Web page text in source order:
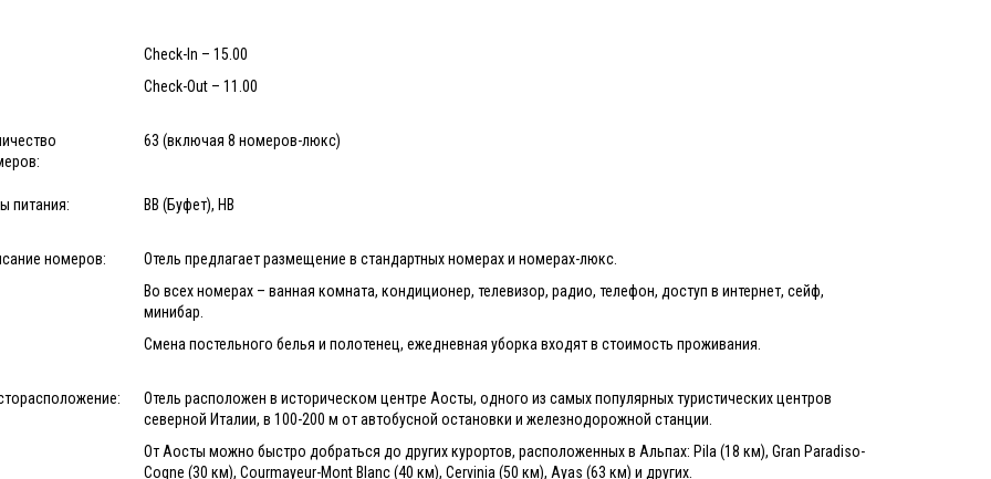
Check-In – 15.00
Check-Out – 11.00
63 (включая 8 номеров-люкс)
питания: BB (Буфет), HB
номеров:
Отель предлагает размещение в стандартных номерах и номерах-люкс.
Во всех номерах – ванная комната, кондиционер, телевизор, радио, телефон, доступ в интернет, сейф,
минибар.
Смена постельного белья и полотенец, ежедневная уборка входят в стоимость проживания.
Отель расположен в историческом центре Аосты, одного из самых популярных туристических центров
северной Италии, в 100-200 м от автобусной остановки и железнодорожной станции.
От Аосты можно быстро добраться до других курортов, расположенных в Альпах: Pila (18 км), Gran Paradiso-
Cogne (30 км), Courmayeur-Mont Blanc (40 км), Cervinia (50 км), Ayas (63 км) и других.